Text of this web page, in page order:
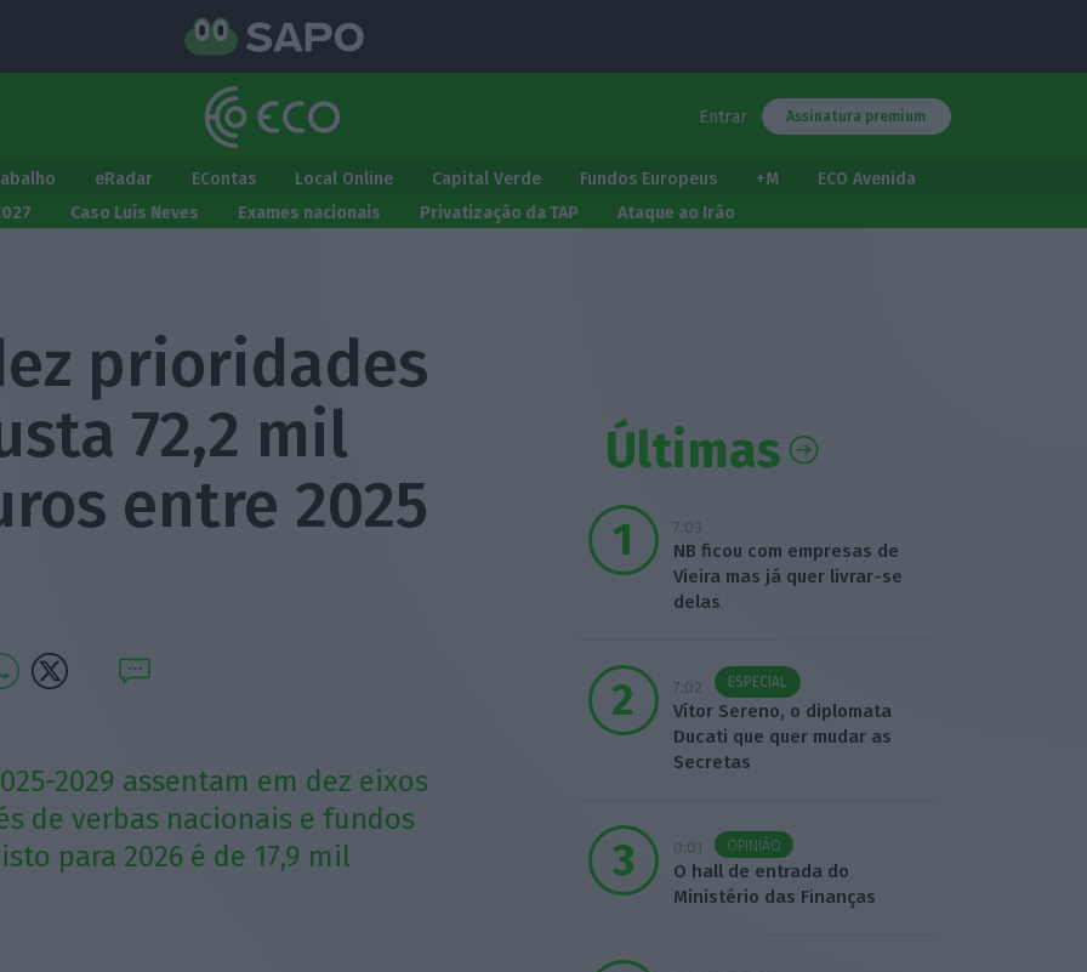
Entrar Assinatura premium
eRadar EContas Local Online Capital Verde Fundos Europeus +M
ECO Avenida
Caso Luís Neves Exames nacionais Privatização da TAP Ataque ao Irão
prioridades
72,2 mil
entre 2025
2029 assentam em dez eixos
de verbas nacionais e fundos
para 2026 é de 17,9 mil
Últimas
7:03
NB ficou com empresas de
Vieira mas já quer livrar-se
delas
7:02 ESPECIAL
Vítor Sereno, o diplomata
Ducati que quer mudar as
Secretas
0:01 OPINIÃO
O hall de entrada do
Ministério das Finanças